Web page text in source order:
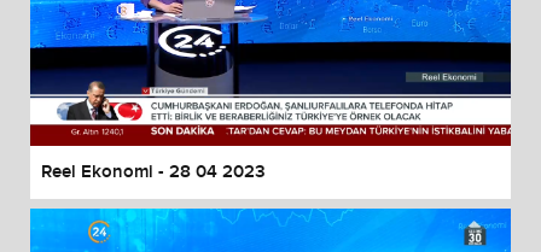
Reel Ekonomi - 28 04 2023